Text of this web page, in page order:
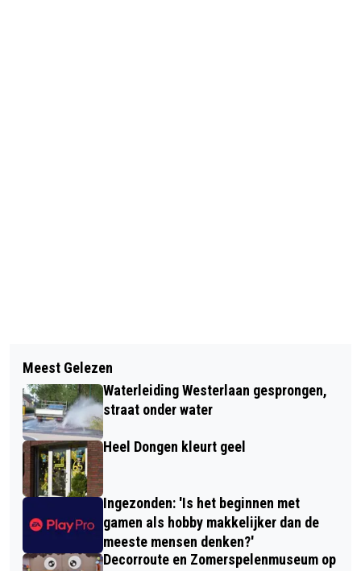
AUTO RIJDT DOOR GLAZEN GEVEL
JUMBO DONGEN
KINDERCAMPUS HEILIG HARTSCHOOL
IN DONGEN OFFICIEEL GEOPEND: “DIT
IS DE ALLERMOOISTE SCHOOL VAN DE
WERELD”
Meest Gelezen
Waterleiding Westerlaan gesprongen,
straat onder water
Heel Dongen kleurt geel
Ingezonden: 'Is het beginnen met
gamen als hobby makkelijker dan de
meeste mensen denken?'
Decorroute en Zomerspelenmuseum op